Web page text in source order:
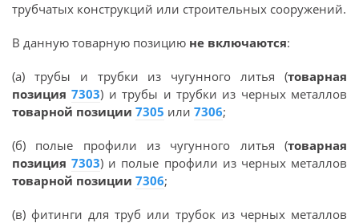
трубчатых конструкций или строительных сооружений.
В данную товарную позицию не включаются:
(а) трубы и трубки из чугунного литья (товарная
позиция7303) и трубы и трубки из черных металлов
товарной позиции 7305 или 7306;
(б) полые профили из чугунного литья (товарная
позиция7303) и полые профили из черных металлов
товарной позиции 7306;
(в) фитинги для труб или трубок из черных металлов